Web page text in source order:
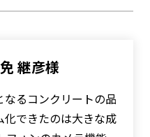
継彦様
るコンクリートの品
できたのは大きな成